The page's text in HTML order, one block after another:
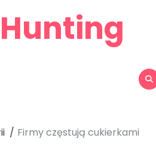
Firmy częstują cukierkami